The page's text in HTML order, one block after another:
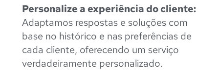
Personalize a experiência do cliente:
Adaptamos respostas e soluções com
base no histórico e nas preferências de
cada cliente, oferecendo um serviço
verdadeiramente personalizado.